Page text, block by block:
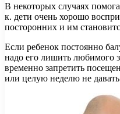
В некоторых случаях
к. дети очень хорошо
посторонних и им
Если ребенок постоянно
надо его лишить любимого
временно запретить
или целую неделю не давать